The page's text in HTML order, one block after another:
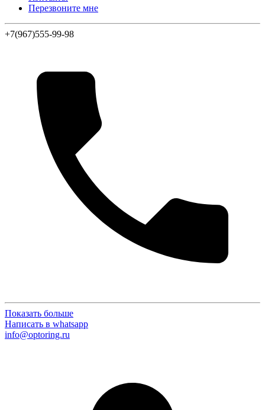
Перезвоните мне
+7(967)555-99-98
Показать больше
Написать в whatsapp
info@optoring.ru